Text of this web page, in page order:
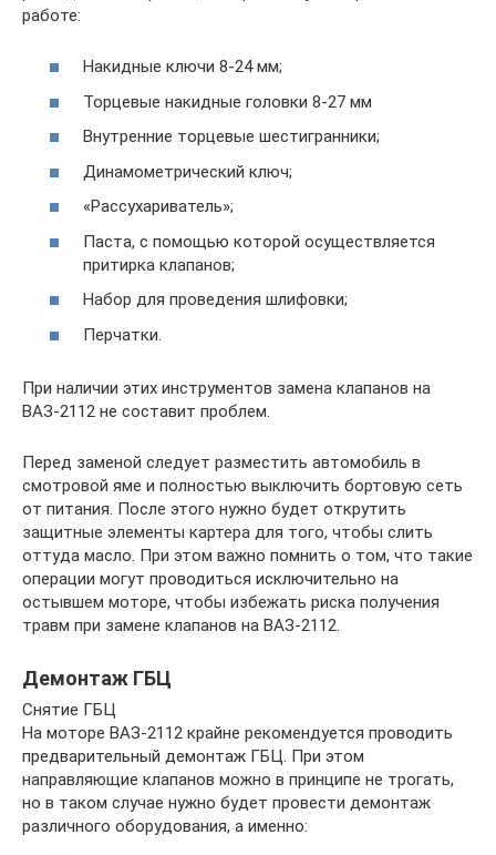
работе:
Накидные ключи 8-24 мм;
Торцевые накидные головки 8-27 мм
Внутренние торцевые шестигранники;
Динамометрический ключ;
«Рассухариватель»;
Паста, с помощью которой осуществляется
притирка клапанов;
Набор для проведения шлифовки;
Перчатки.
При наличии этих инструментов замена клапанов на
ВАЗ-2112 не составит проблем.
Перед заменой следует разместить автомобиль в
смотровой яме и полностью выключить бортовую сеть
от питания. После этого нужно будет открутить
защитные элементы картера для того, чтобы слить
оттуда масло. При этом важно помнить о том, что такие
операции могут проводиться исключительно на
остывшем моторе, чтобы избежать риска получения
травм при замене клапанов на ВАЗ-2112.
Демонтаж ГБЦ
Снятие ГБЦ
На моторе ВАЗ-2112 крайне рекомендуется проводить
предварительный демонтаж ГБЦ. При этом
направляющие клапанов можно в принципе не трогать,
но в таком случае нужно будет провести демонтаж
различного оборудования, а именно: